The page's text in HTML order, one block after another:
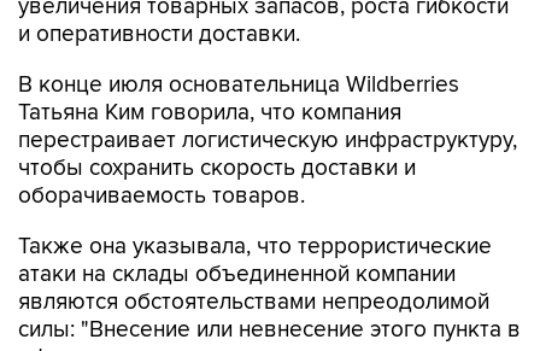
В конце июля основательница Wildberries
перестраивает логистическую инфраструктуру,
чтобы сохранить скорость доставки и
оборачиваемость товаров.
Также она указывала, что террористические
являются обстоятельствами непреодолимой
силы: "Внесение или невнесение этого пункта в
оферты не имеют значения, поэтому эти
потери по закону не подлежат возмещению".